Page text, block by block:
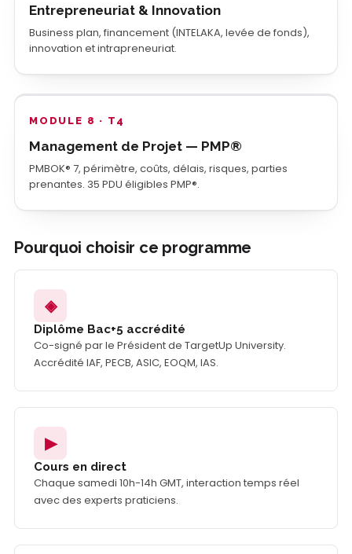
Entrepreneuriat & Innovation
Business plan, financement (INTELAKA, levée de fonds),
innovation et intrapreneuriat.
MODULE 8 · T4
Management de Projet — PMP®
PMBOK® 7, périmètre, coûts, délais, risques, parties
prenantes. 35 PDU éligibles PMP®.
Pourquoi choisir ce programme
◈
Diplôme Bac+5 accrédité
Co-signé par le Président de TargetUp University.
Accrédité IAF, PECB, ASIC, EOQM, IAS.
▶
Cours en direct
Chaque samedi 10h-14h GMT, interaction temps réel
avec des experts praticiens.